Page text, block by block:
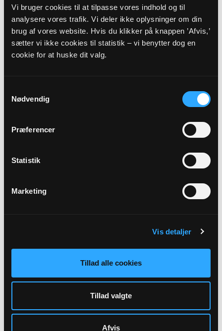
Vi bruger cookies til at tilpasse vores indhold og til
analysere vores trafik. Vi deler ikke oplysninger om din
brug af vores website. Hvis du klikker på knappen ’Afvis,’
sætter vi ikke cookies til statistik – vi benytter dog en
cookie for at huske dit valg.
Nødvendig
Præferencer
Statistik
Marketing
Vis detaljer
Tillad alle cookies
Tillad valgte
Afvis
Kværkeby Kirke, kl. 09:00
Nadia Hoxer Dyhrberg-Krantz
06
Der er ingen forestående arrangementer indtastet.